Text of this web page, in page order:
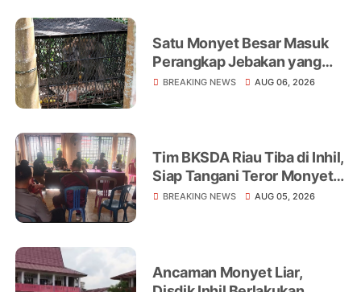
Satu Monyet Besar Masuk
Perangkap Jebakan yang
Dipasang di Belakang
BREAKING NEWS AUG 06, 2026
Tim BKSDA Riau Tiba di Inhil,
Siap Tangani Teror Monyet
Liar yang Telah Melukai 18
BREAKING NEWS AUG 05, 2026
Ancaman Monyet Liar,